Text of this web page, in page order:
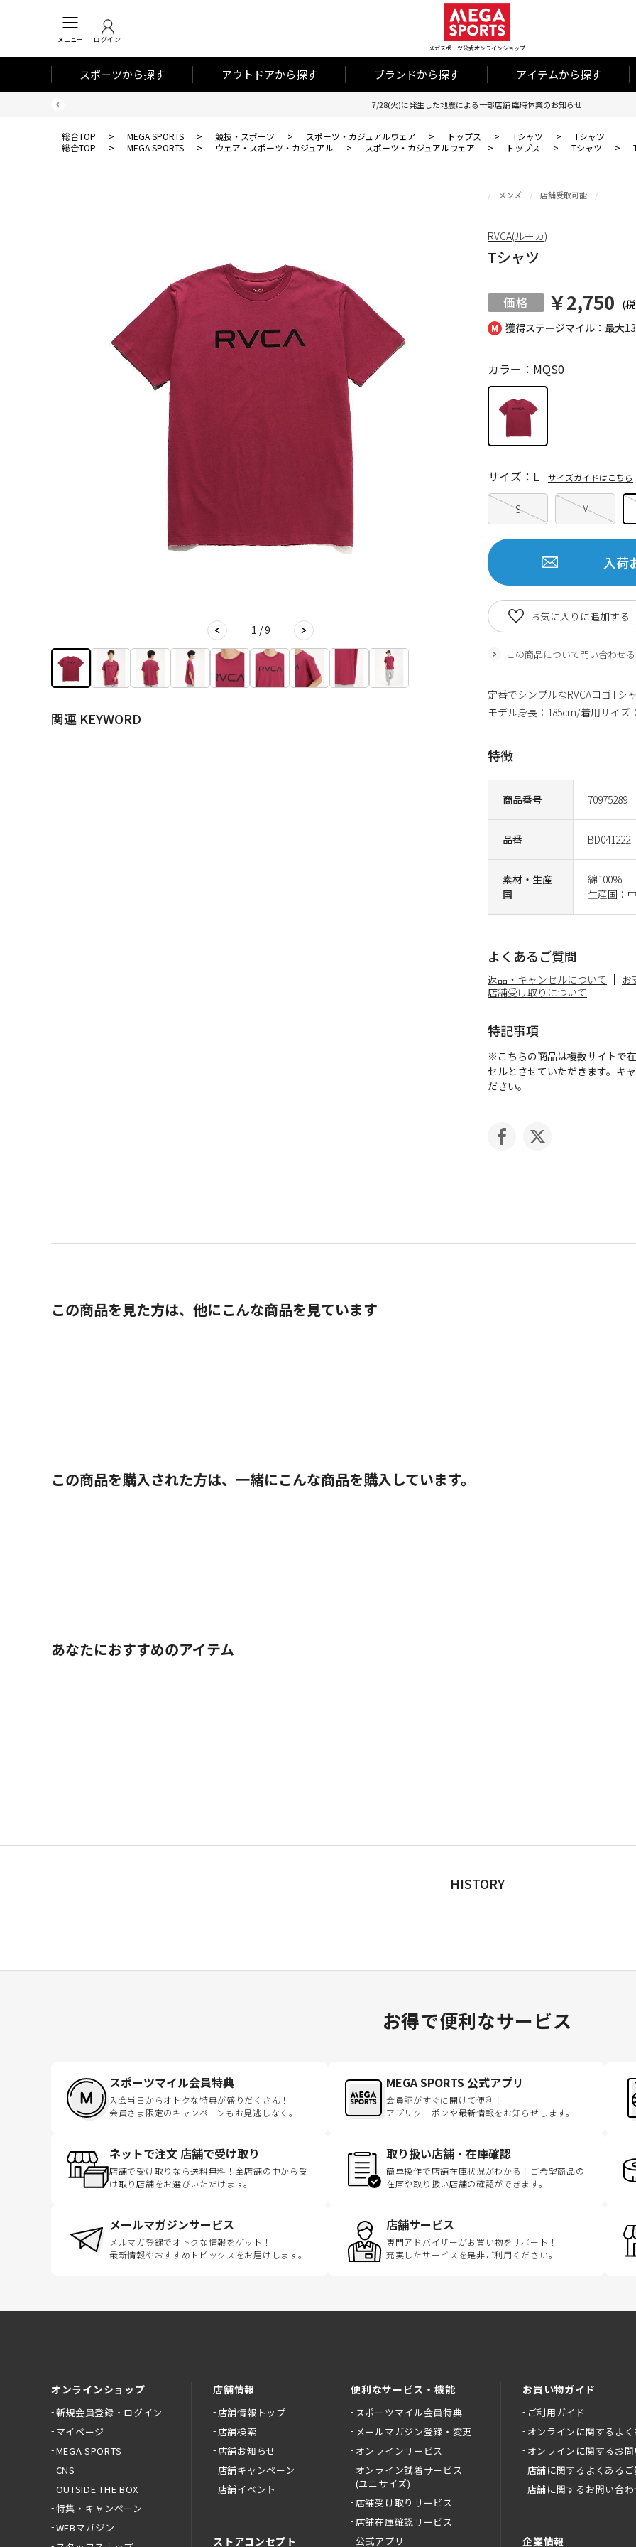
メニュー ログイン
メガスポーツ公式オンラインショップ
スポーツから探す アウトドアから探す ブランドから探す アイテムから探す
7/28(火)に発生した地震による一部店舗 臨時休業のお知らせ
総合TOP > MEGA SPORTS > 競技・スポーツ > スポーツ・カジュアルウェア > トップス > Tシャツ >
Tシャツ
総合TOP
> MEGA SPORTS > ウェア・スポーツ・カジュアル > スポーツ・カジュアルウェア > トップス > Tシャツ >
1 / 9
関連 KEYWORD
獲得ステージマイル：最大
メンズ 店舗受取可能
Tシャツ
￥2,750 (
商品番号 70975289
品番 BD041222
素材・生産
国
綿100%
生産国：
カラー：MQS0
S M
サイズ：L サイズガイドはこちら
入荷
この商品について問い合わせる
お気に入りに追加する
RVCA(ルーカ)
定番でシンプルなRVCAロゴTシャ
モデル身長：185cm/着用サイズ
特徴
よくあるご質問
返品・キャンセルについて お
店舗受け取りについて
特記事項
※こちらの商品は複数サイトで
セルとさせていただきます。キ
ださい。
この商品を見た方は、他にこんな商品を見ています
この商品を購入された方は、一緒にこんな商品を購入しています。
あなたにおすすめのアイテム
HISTORY
お得で便利なサービス
スポーツマイル会員特典
入会当日からオトクな特典が盛りだくさん！
会員さま限定のキャンペーンもお見逃しなく。
MEGA SPORTS 公式アプリ
会員証がすぐに開けて便利！
アプリクーポンや最新情報をお知らせします。
ネットで注文 店舗で受け取り
店舗で受け取りなら送料無料！全店舗の中から受
け取り店舗をお選びいただけます。
取り扱い店舗・在庫確認
簡単操作で店舗在庫状況がわかる！ご希望商品の
在庫や取り扱い店舗の確認ができます。
メールマガジンサービス
メルマガ登録でオトクな情報をゲット！
最新情報やおすすめトピックスをお届けします。
店舗サービス
専門アドバイザーがお買い物をサポート！
充実したサービスを是非ご利用ください。
オンラインショップ
新規会員登録・ログイン
マイページ
MEGA SPORTS
CNS
OUTSIDE THE BOX
特集・キャンペーン
WEBマガジン
店舗情報
店舗情報トップ
店舗検索
店舗お知らせ
店舗キャンペーン
店舗イベント
ストアコンセプト
便利なサービス・機能
スポーツマイル会員特典
メールマガジン登録・変更
オンラインサービス
オンライン試着サービス
(ユニサイズ)
店舗受け取りサービス
店舗在庫確認サービス
公式アプリ
お買い物ガイド
ご利用ガイド
オンラインに関するよ
オンラインに関するお
店舗に関するよくあるご
店舗に関するお問い合わ
企業情報